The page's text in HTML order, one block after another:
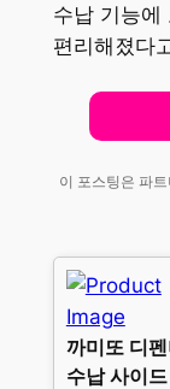
수납 기능에
편리해졌다
이 포스팅은 파
까미또 디
수납 사이